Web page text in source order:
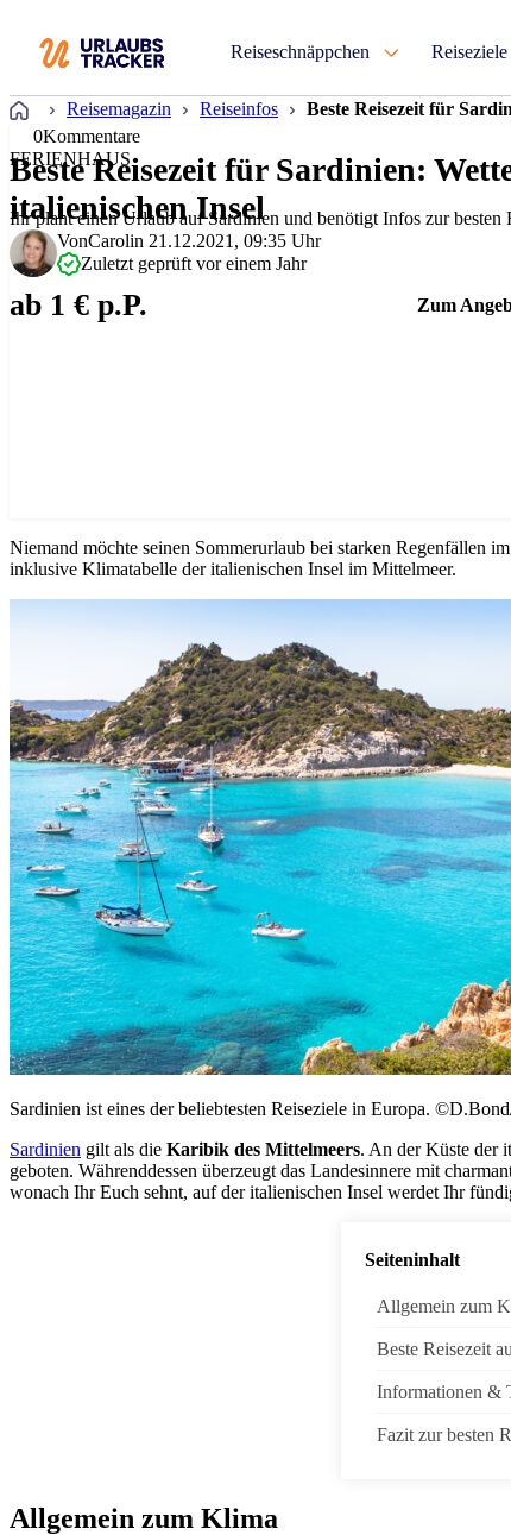
Reiseschnäppchen Reiseziele
Startseite
Reisemagazin Reiseinfos
Beste Reisezeit für
0Kommentare
FERIENHAUS
Beste Reisezeit für Sardinien:
italienischen Insel
Ihr plant einen Urlaub auf Sardinien und benötigt Infos zur besten
VonCarolin 21.12.2021, 09:35 Uhr
Zuletzt geprüft vor einem Jahr
ab 1 € p.P. Zum
Niemand möchte seinen Sommerurlaub bei starken Regenfällen
inklusive Klimatabelle der italienischen Insel im Mittelmeer.
Sardinien ist eines der beliebtesten Reiseziele in Europa.
Sardinien gilt als die Karibik des Mittelmeers. An der Küste der
geboten. Währenddessen überzeugt das Landesinnere mit
wonach Ihr Euch sehnt, auf der italienischen Insel werdet Ihr
Seiteninhalt
Allgemein zum
Beste Reisezeit
Informationen &
Fazit zur besten
Allgemein zum Klima